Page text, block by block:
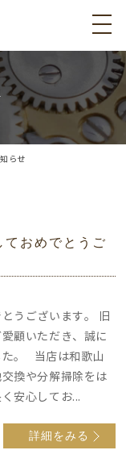
らせ
ておめでとうご
うございます。 旧
顧いただき、誠に
た。 当店は和歌山
換や分解掃除をは
安心してお...
詳細をみる